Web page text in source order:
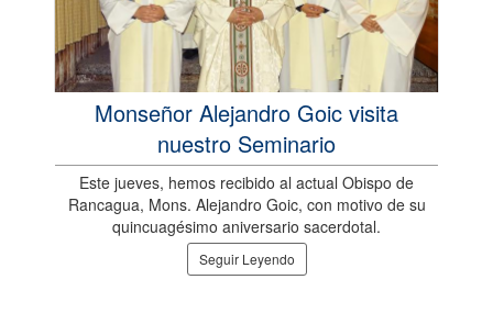
Monseñor Alejandro Goic visita
nuestro Seminario
Este jueves, hemos recibido al actual Obispo de
Rancagua, Mons. Alejandro Goic, con motivo de su
quincuagésimo aniversario sacerdotal.
Seguir Leyendo